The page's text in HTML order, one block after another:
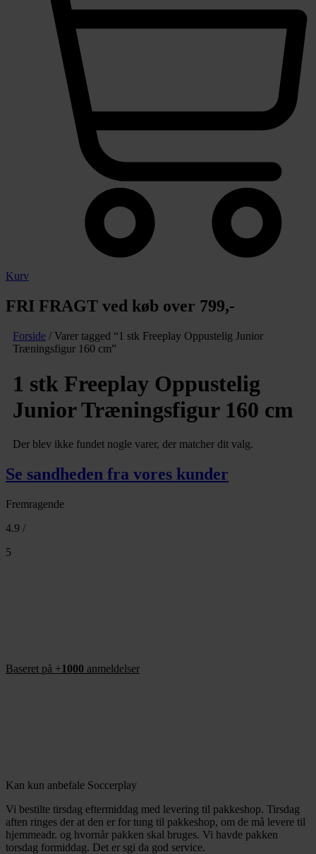
Kurv
FRI FRAGT ved køb over 799,-
Forside / Varer tagged “1 stk Freeplay Oppustelig Junior
Træningsfigur 160 cm”
1 stk Freeplay Oppustelig
Junior Træningsfigur 160 cm
Der blev ikke fundet nogle varer, der matcher dit valg.
Se sandheden fra vores kunder
Fremragende
4.9 /
5
Baseret på +1000 anmeldelser
Kan kun anbefale Soccerplay
Vi bestilte tirsdag eftermiddag med levering til pakkeshop. Tirsdag
aften ringes der at den er for tung til pakkeshop, om de må levere til
hjemmeadr. og hvornår pakken skal bruges. Vi havde pakken
torsdag formiddag. Det er sgi da god service.